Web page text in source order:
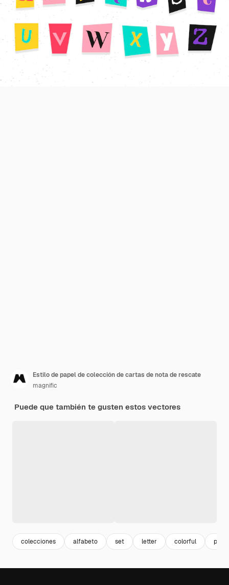
Estilo de papel de colección de cartas de nota de rescate
magnific
Puede que también te gusten estos vectores
colecciones alfabeto set letter colorful